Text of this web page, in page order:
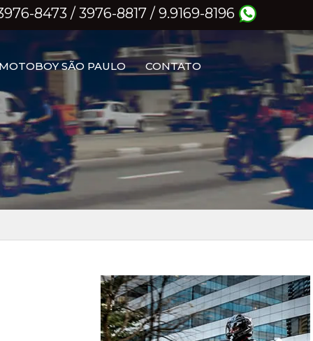
3976-8473 / 3976-8817 / 9.9169-8196
MOTOBOY SÃO PAULO CONTATO